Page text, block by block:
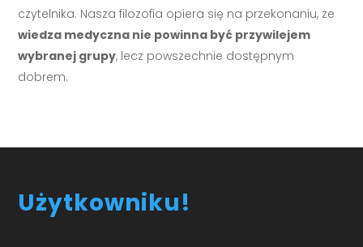
czytelnika. Nasza filozofia opiera się na przekonaniu, że
wiedza medyczna nie powinna być przywilejem
wybranej grupy, lecz powszechnie dostępnym
dobrem.
Użytkowniku!